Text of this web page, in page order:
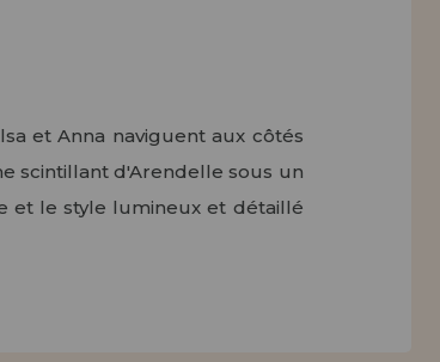
et Anna naviguent aux côtés
scintillant d'Arendelle sous un
et le style lumineux et détaillé